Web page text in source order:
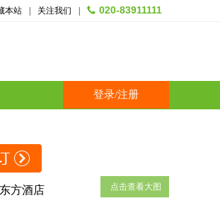
本站 关注我们 020-83911111
登录/注册
点击查看大图